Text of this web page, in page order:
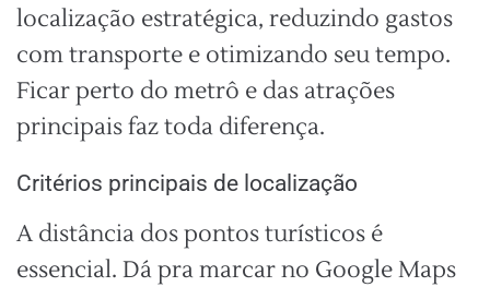
localização estratégica, reduzindo gastos
com transporte e otimizando seu tempo.
Ficar perto do metrô e das atrações
principais faz toda diferença.
Critérios principais de localização
A distância dos pontos turísticos é
essencial. Dá pra marcar no Google Maps